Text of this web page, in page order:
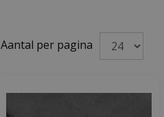
Aantal per pagina